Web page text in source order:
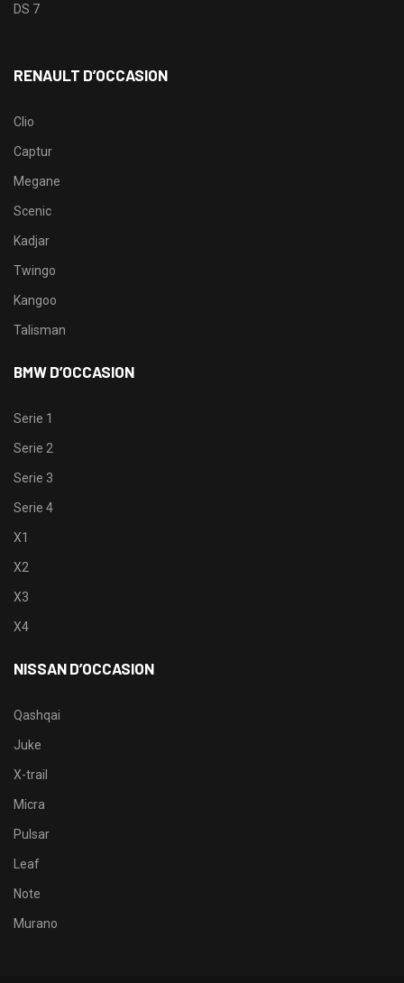
DS 7
RENAULT D’OCCASION
Clio
Captur
Megane
Scenic
Kadjar
Twingo
Kangoo
Talisman
BMW D’OCCASION
Serie 1
Serie 2
Serie 3
Serie 4
X1
X2
X3
X4
NISSAN D’OCCASION
Qashqai
Juke
X-trail
Micra
Pulsar
Leaf
Note
Murano